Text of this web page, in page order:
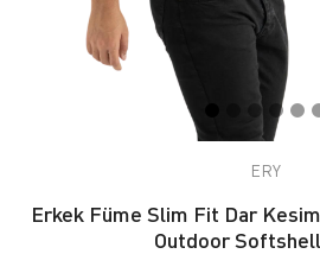
ERY
Erkek Füme Slim Fit Dar
Outdoor